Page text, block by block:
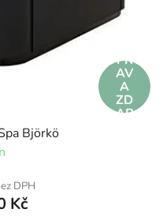
PR
AV
A
ZD
AR
Björkö
DPH
Kč